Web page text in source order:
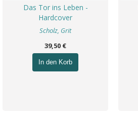
Das Tor ins Leben -
Hardcover
Scholz, Grit
39,50 €
In den Korb